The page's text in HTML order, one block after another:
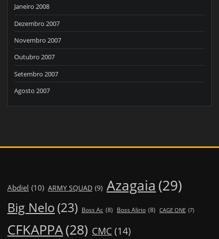
Janeiro 2008
Dezembro 2007
Novembro 2007
Outubro 2007
Setembro 2007
Agosto 2007
Abdiel (10) ARMY SQUAD (9) Azagaia (29)
Big Nelo (23) Boss Ac (8) Boss Alirio (8) CAGE ONE (7)
CFKAPPA(28) CMC (14)